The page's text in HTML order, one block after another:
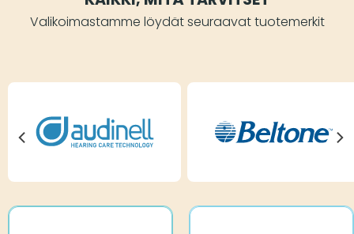
Valikoimastamme löydät seuraavat tuotemerkit